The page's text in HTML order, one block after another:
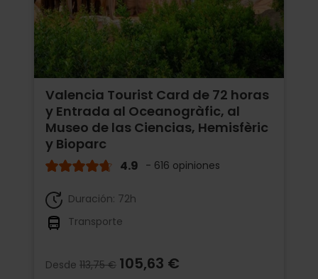
Valencia Tourist Card de 72 horas
y Entrada al Oceanogràfic, al
Museo de las Ciencias, Hemisfèric
y Bioparc
4.9 - 616 opiniones
Duración: 72h
Transporte
Desde 113,75 € 105,63 €